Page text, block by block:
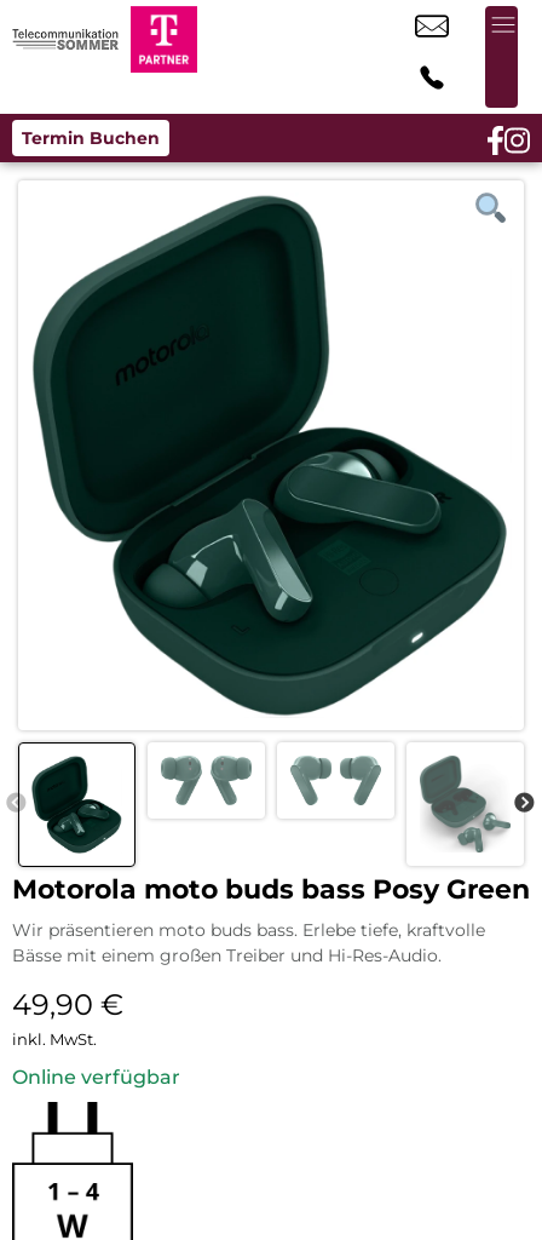
Termin Buchen
Motorola moto buds bass Posy Green
Wir präsentieren moto buds bass. Erlebe tiefe, kraftvolle
Bässe mit einem großen Treiber und Hi-Res-Audio.
49,90 €
inkl. MwSt.
Online verfügbar